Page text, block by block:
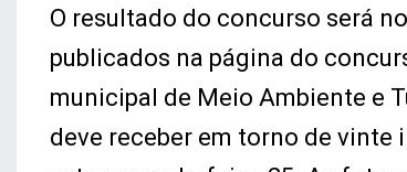
O resultado do concurso será
publicados na página do
municipal de Meio Ambiente e
deve receber em torno de vinte